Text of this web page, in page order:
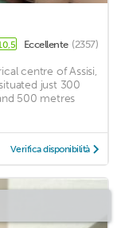
Eccellente (2357)
centre of Assisi,
just 300
500 metres
Verifica disponibilità